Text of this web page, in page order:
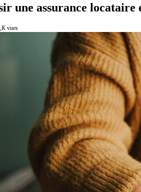
une assurance locataire
vues